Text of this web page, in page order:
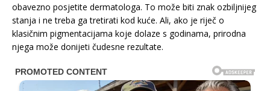
obavezno posjetite dermatologa. To može biti znak ozbiljnijeg
stanja i ne treba ga tretirati kod kuće. Ali, ako je riječ o
klasičnim pigmentacijama koje dolaze s godinama, prirodna
njega može donijeti čudesne rezultate.